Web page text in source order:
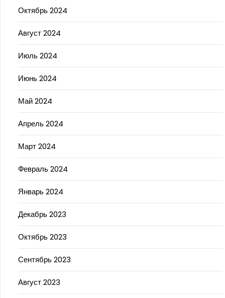
Октябрь 2024
Август 2024
Июль 2024
Июнь 2024
Май 2024
Апрель 2024
Март 2024
Февраль 2024
Январь 2024
Декабрь 2023
Октябрь 2023
Сентябрь 2023
Август 2023